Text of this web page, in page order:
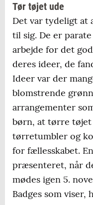
Tør tøjet ude
Det var tydeligt at
til sig. De er
arbejde for det
deres ideer, de
Ideer var der
blomstrende
arrangementer
børn, at tørre
tørretumbler og
for fællesskabet.
præsenteret, når
mødes igen 5.
Badges som viser,